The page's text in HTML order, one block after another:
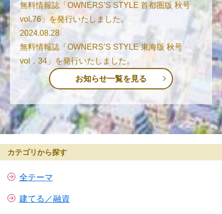
無料情報誌「OWNERS’S STYLE 首都圏版 秋号
vol.76」を発行いたしました。
2024.08.28
無料情報誌「OWNERS’S STYLE 東海版 秋号
vol．34」を発行いたしました。
お知らせ一覧を見る
カテゴリから探す
全テーマ
建てる／融資